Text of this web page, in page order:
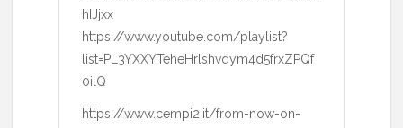
hIJjxx
https://www.youtube.com/playlist?
list=PL3YXXYTeheHrlshvqym4d5frxZPQf
0ilQ
https://www.cempi2.it/from-now-on-